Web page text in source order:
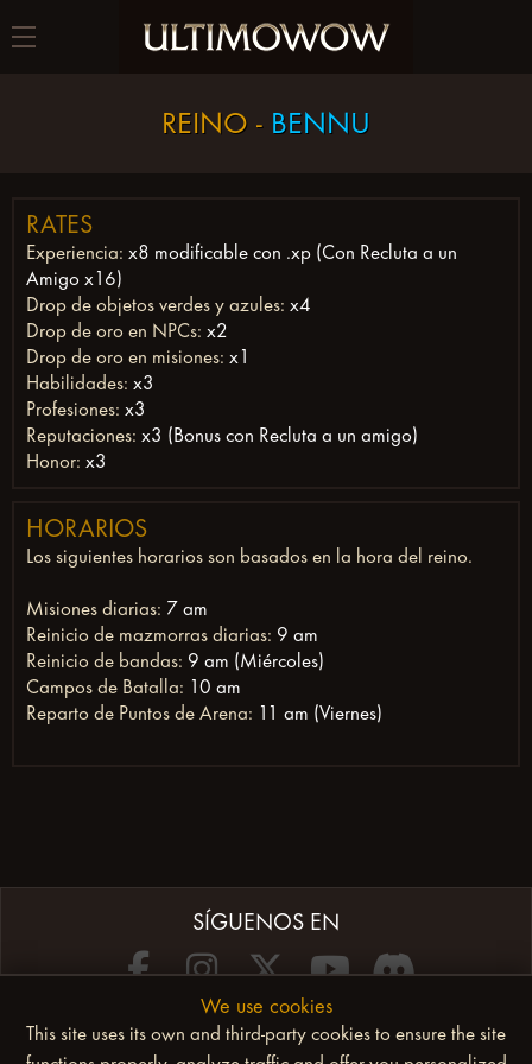
REINO - BENNU
RATES
Experiencia: x8 modificable con .xp (Con Recluta a un
Amigo x16)
Drop de objetos verdes y azules: x4
Drop de oro en NPCs: x2
Drop de oro en misiones: x1
Habilidades: x3
Profesiones: x3
Reputaciones: x3 (Bonus con Recluta a un amigo)
Honor: x3
HORARIOS
Los siguientes horarios son basados en la hora del reino.
Misiones diarias: 7 am
Reinicio de mazmorras diarias: 9 am
Reinicio de bandas: 9 am (Miércoles)
Campos de Batalla: 10 am
Reparto de Puntos de Arena: 11 am (Viernes)
SÍGUENOS EN
We use cookies
This site uses its own and third-party cookies to ensure the site